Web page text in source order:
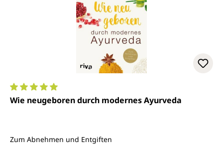
Durchschnittliche Bewertung von 5 von 5 Sternen
Wie neugeboren durch modernes Ayurveda
Zum Abnehmen und Entgiften